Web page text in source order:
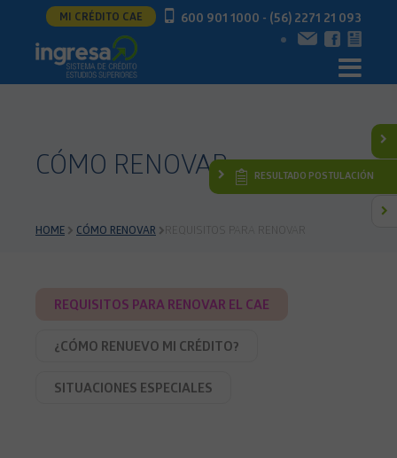
MI CRÉDITO CAE 600 901 1000 - (56) 2271 21 093
RESULTADO POSTULACIÓN
CÓMO RENOVAR
HOME CÓMO RENOVAR REQUISITOS PARA RENOVAR
REQUISITOS PARA RENOVAR EL CAE
¿CÓMO RENUEVO MI CRÉDITO?
SITUACIONES ESPECIALES